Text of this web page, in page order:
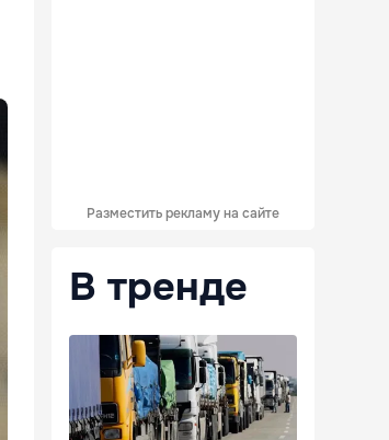
Разместить рекламу на сайте
В тренде